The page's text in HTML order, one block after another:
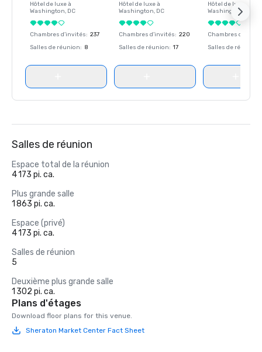
Hôtel de luxe à
Washington, DC
Chambres d'invités: 237
Salles de réunion: 8
Hôtel de luxe à
Washington, DC
Chambres d'invités: 220
Salles de réunion: 17
Hôtel de luxe à
Washington
Chambres
Salles de réunion
Salles de réunion
Espace total de la réunion
4 173 pi. ca.
Plus grande salle
1 863 pi. ca.
Espace (privé)
4 173 pi. ca.
Salles de réunion
5
Deuxième plus grande salle
1 302 pi. ca.
Plans d'étages
Download floor plans for this venue.
Sheraton Market Center Fact Sheet